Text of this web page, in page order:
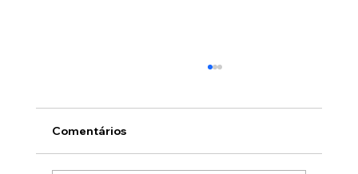
Comentários